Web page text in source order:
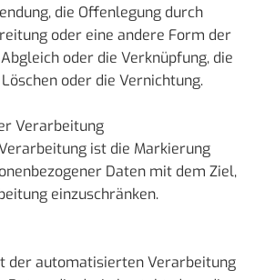
die Offenlegung durch
oder eine andere Form der
oder die Verknüpfung, die
oder die Vernichtung.
Verarbeitung
ist die Markierung
Daten mit dem Ziel,
einzuschränken.
der automatisierten Verarbeitung